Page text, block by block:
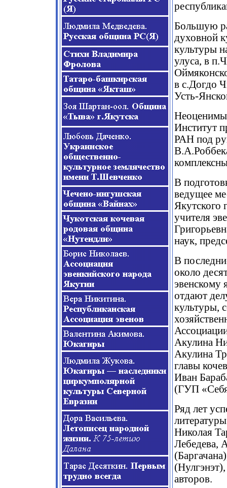
Большую
духовной
культуры
улуса, в
в с.Догдо
Усть-
Институт
РАН под
В
ведущее
Якутского
учителя
наук,
В
около
эвенскому
отдают
культуры,
Акулина
Акулина
главы
Иван
(ГУП
Ряд лет
Николая
Лебедева,
авторов.